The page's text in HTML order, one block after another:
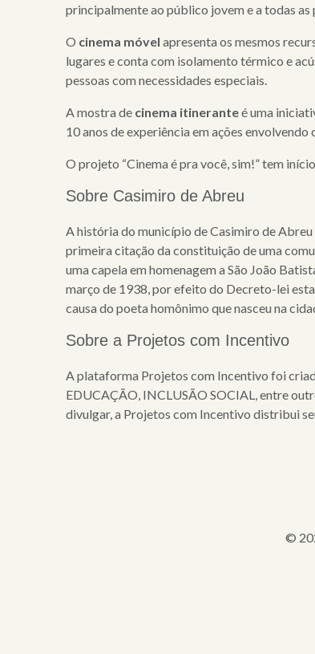
principalmente ao público jovem e a todas
O cinema móvel apresenta os mesmos
lugares e conta com isolamento térmico e
pessoas com necessidades especiais.
A mostra de cinema itineranteé uma
10 anos de experiência em ações
O projeto “Cinema é pra você, sim!” tem
Sobre Casimiro de Abreu
A história do município de Casimiro de
primeira citação da constituição de uma
uma capela em homenagem a São João
março de 1938, por efeito do Decreto-lei
causa do poeta homônimo que nasceu na
Sobre a Projetos com Incentivo
A plataforma Projetos com Incentivo foi
EDUCAÇÃO, INCLUSÃO SOCIAL, entre
divulgar, a Projetos com Incentivo distribui
©